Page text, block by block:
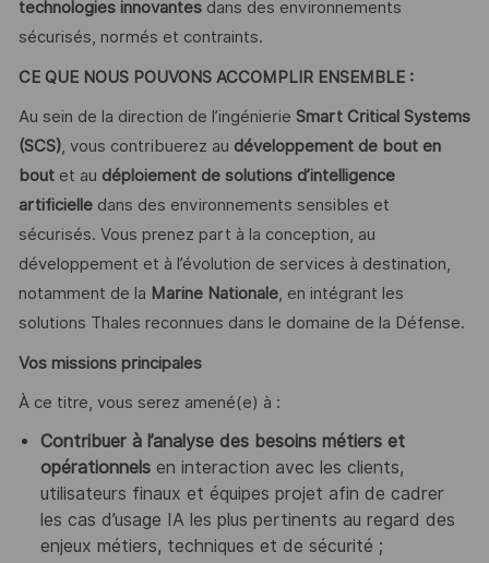
technologies innovantesdans des environnements
sécurisés, normés et contraints.
CE QUE NOUS POUVONS ACCOMPLIR ENSEMBLE :
Au sein de la direction de l’ingénierie Smart Critical Systems
(SCS), vous contribuerez au développement de bout en
boutet au déploiement de solutions d’intelligence
artificielledans des environnements sensibles et
sécurisés. Vous prenez part à la conception, au
développement et à l’évolution de services à destination,
notamment de la Marine Nationale, en intégrant les
solutions Thales reconnues dans le domaine de la Défense.
Vos missions principales
À ce titre, vous serez amené(e) à :
Contribuer à l’analyse des besoins métiers et
opérationnelsen interaction avec les clients,
utilisateurs finaux et équipes projet afin de cadrer
les cas d’usage IA les plus pertinents au regard des
enjeux métiers, techniques et de sécurité ;